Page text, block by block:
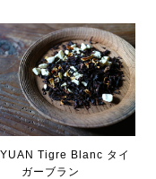
Tigre Blanc タイ
ガーブラン